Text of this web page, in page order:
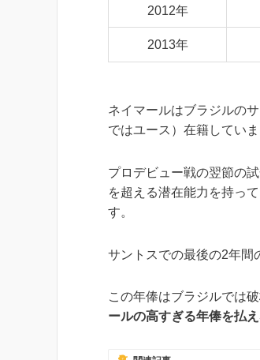
2012年
2013年
ネイマールはブラジルの
ではユース）在籍していま
プロデビュー戦の翌節の
を超える潜在能力を持っ
す。
サントスでの最後の2年間
この年俸はブラジルでは
ールの高すぎる年俸を払